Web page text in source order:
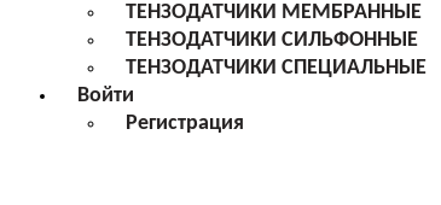
ТЕНЗОДАТЧИКИ МЕМБРАННЫЕ
ТЕНЗОДАТЧИКИ СИЛЬФОННЫЕ
ТЕНЗОДАТЧИКИ СПЕЦИАЛЬНЫЕ
Войти
Регистрация